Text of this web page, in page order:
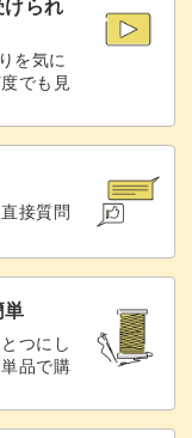
られ
を気に
でも見
接質問
つにし
品で購